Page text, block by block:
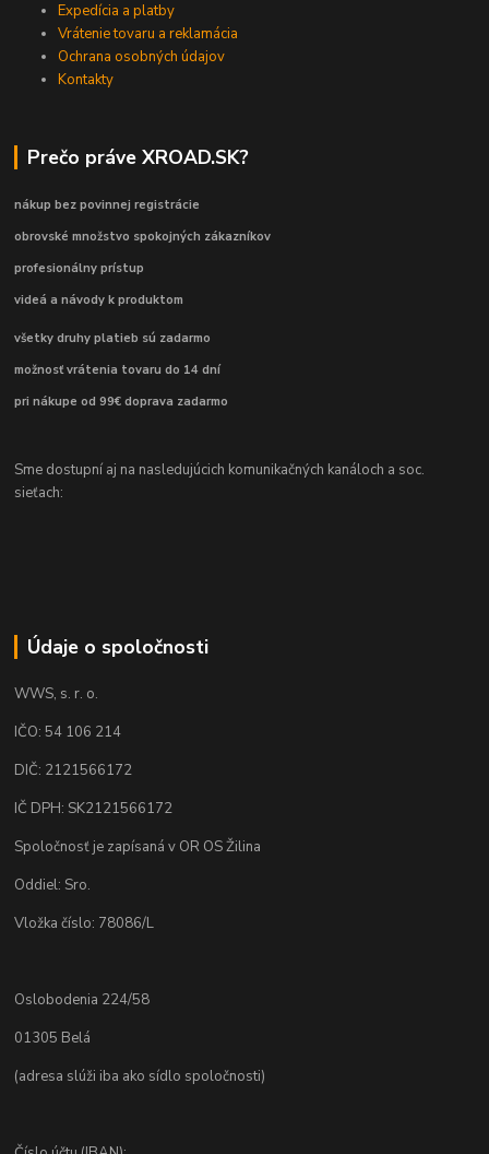
Expedícia a platby
Vrátenie tovaru a reklamácia
Ochrana osobných údajov
Kontakty
Prečo práve XROAD.SK?
nákup bez povinnej registrácie
obrovské množstvo spokojných zákazníkov
profesionálny prístup
videá a návody k produktom
všetky druhy platieb sú zadarmo
možnosť vrátenia tovaru do 14 dní
pri nákupe od 99€ doprava zadarmo
Sme dostupní aj na nasledujúcich komunikačných kanáloch a soc.
sieťach:
Údaje o spoločnosti
WWS, s. r. o.
IČO: 54 106 214
DIČ: 2121566172
IČ DPH: SK2121566172
Spoločnosť je zapísaná v OR OS Žilina
Oddiel: Sro.
Vložka číslo: 78086/L
Oslobodenia 224/58
01305 Belá
(adresa slúži iba ako sídlo spoločnosti)